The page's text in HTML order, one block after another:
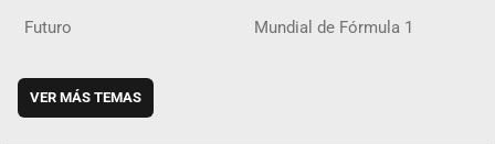
Futuro Mundial de Fórmula 1
VER MÁS TEMAS